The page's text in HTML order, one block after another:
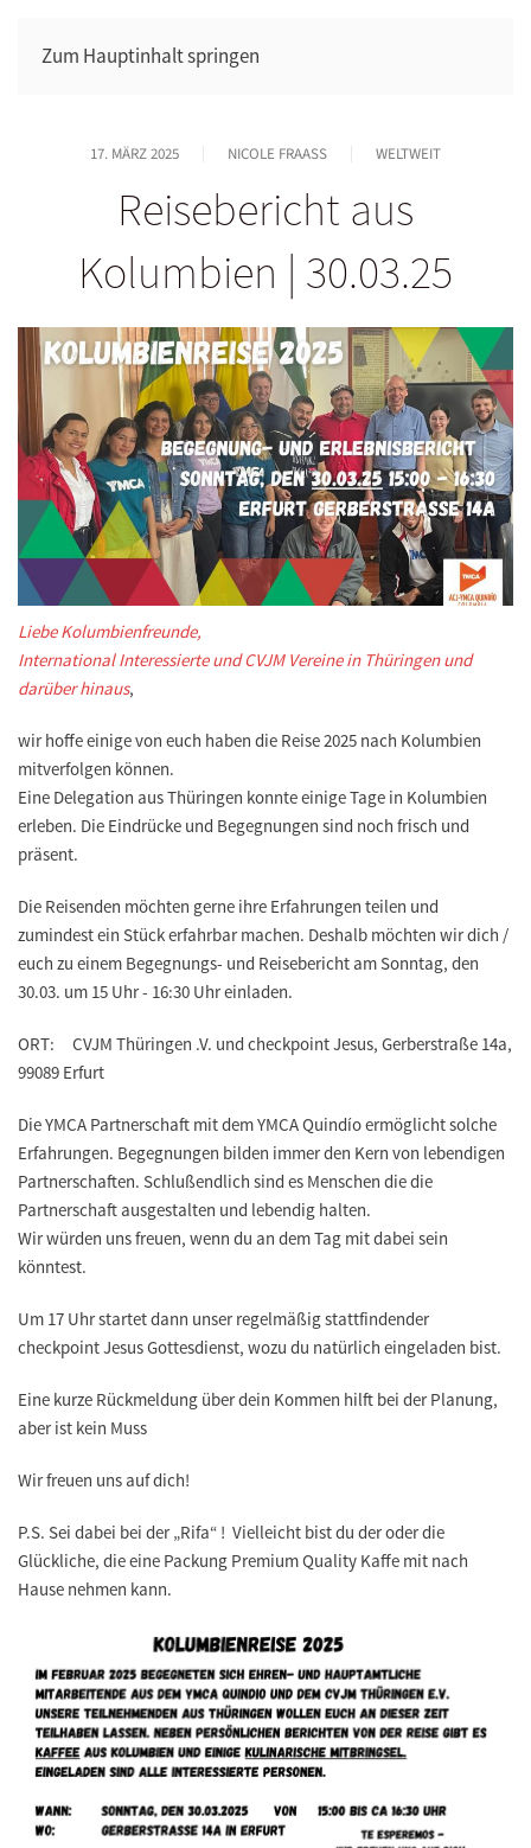
Zum Hauptinhalt springen
17. MÄRZ 2025 NICOLE FRAASS WELTWEIT
Reisebericht aus
Kolumbien | 30.03.25
Liebe Kolumbienfreunde,
International Interessierte und CVJM Vereine in Thüringen und
darüber hinaus,
wir hoffe einige von euch haben die Reise 2025 nach Kolumbien
mitverfolgen können.
Eine Delegation aus Thüringen konnte einige Tage in Kolumbien
erleben. Die Eindrücke und Begegnungen sind noch frisch und
präsent.
Die Reisenden möchten gerne ihre Erfahrungen teilen und
zumindest ein Stück erfahrbar machen. Deshalb möchten wir dich /
euch zu einem Begegnungs- und Reisebericht amSonntag, den
30.03. um 15 Uhr - 16:30 Uhreinladen.
ORT: CVJM Thüringen .V. und checkpoint Jesus, Gerberstraße 14a,
99089 Erfurt
Die YMCA Partnerschaft mit dem YMCA Quindío ermöglicht solche
Erfahrungen. Begegnungen bilden immer den Kern von lebendigen
Partnerschaften. Schlußendlich sind es Menschen die die
Partnerschaft ausgestalten und lebendig halten.
Wir würden uns freuen, wenn du an dem Tag mit dabei sein
könntest.
Um 17 Uhr startet dann unser regelmäßig stattfindender
checkpoint Jesus Gottesdienst, wozu du natürlich eingeladen bist.
Eine kurze Rückmeldung über dein Kommen hilft bei der Planung,
aber ist kein Muss
Wir freuen uns auf dich!
P.S. Sei dabei bei der „Rifa“ ! Vielleicht bist du der oder die
Glückliche, die eine Packung Premium Quality Kaffe mit nach
Hause nehmen kann.